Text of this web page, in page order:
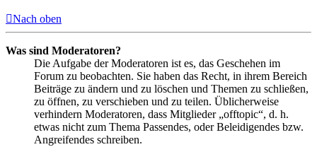
Nach oben
Was sind Moderatoren?
Die Aufgabe der Moderatoren ist es, das Geschehen im
Forum zu beobachten. Sie haben das Recht, in ihrem Bereich
Beiträge zu ändern und zu löschen und Themen zu schließen,
zu öffnen, zu verschieben und zu teilen. Üblicherweise
verhindern Moderatoren, dass Mitglieder „offtopic“, d. h.
etwas nicht zum Thema Passendes, oder Beleidigendes bzw.
Angreifendes schreiben.